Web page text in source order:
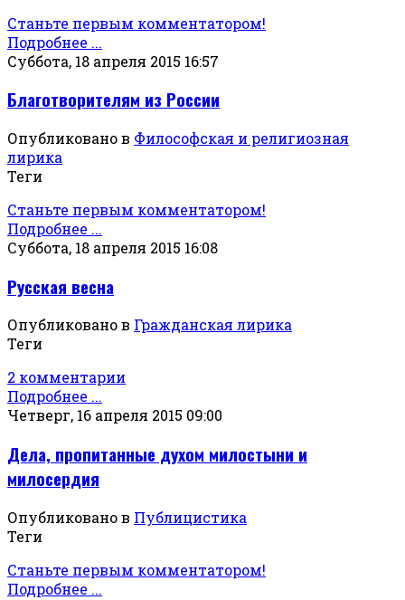
Станьте первым комментатором!
Подробнее ...
Суббота, 18 апреля 2015 16:57
Благотворителям из России
Опубликовано в Философская и религиозная
лирика
Теги
Станьте первым комментатором!
Подробнее ...
Суббота, 18 апреля 2015 16:08
Русская весна
Опубликовано в Гражданская лирика
Теги
2 комментарии
Подробнее ...
Четверг, 16 апреля 2015 09:00
Дела, пропитанные духом милостыни и
милосердия
Опубликовано в Публицистика
Теги
Станьте первым комментатором!
Подробнее ...